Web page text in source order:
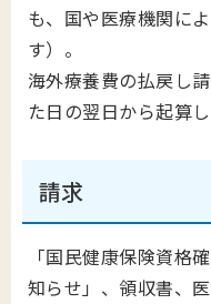
も、国や医療機関に
す）。
海外療養費の払戻し
た日の翌日から起算し
請求
「国民健康保険資格
知らせ」、領収書、